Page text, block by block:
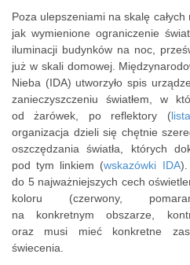
Poza ulepszeniami na skalę
jak wymienione ograniczenie
iluminacji budynków na noc,
już w skali domowej.
Nieba (IDA) utworzyło spis
zanieczyszczeniu światłem, w
od żarówek, po reflektory (
organizacja dzieli się chętnie
oszczędzania światła, których
pod tym linkiem (wskazówki IDA).
do 5 najważniejszych cech
koloru (czerwony,
na konkretnym obszarze,
oraz musi mieć konkretne
świecenia.